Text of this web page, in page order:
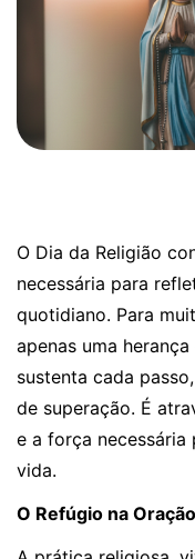
O Dia da Religião
necessária para
quotidiano. Para
apenas uma
sustenta cada
de superação. É
e a força necessária
vida.
O Refúgio na